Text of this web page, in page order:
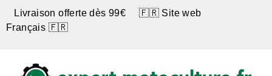
Livraison offerte dès 99€ 🇫🇷 Site web
Français 🇫🇷